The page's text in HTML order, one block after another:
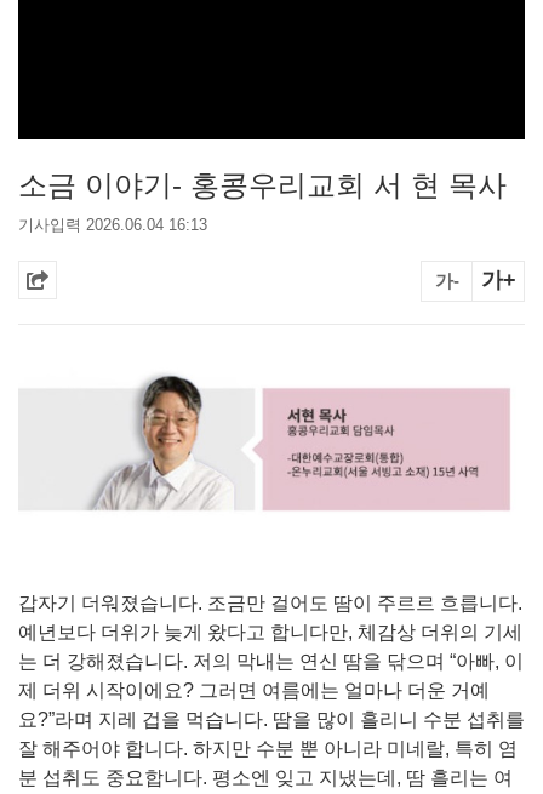
소금 이야기- 홍콩우리교회 서 현 목사
기사입력 2026.06.04 16:13
가- 가+
갑자기 더워졌습니다. 조금만 걸어도 땀이 주르르 흐릅니다.
예년보다 더위가 늦게 왔다고 합니다만, 체감상 더위의 기세
는 더 강해졌습니다. 저의 막내는 연신 땀을 닦으며 “아빠, 이
제 더위 시작이에요? 그러면 여름에는 얼마나 더운 거예
요?”라며 지레 겁을 먹습니다. 땀을 많이 흘리니 수분 섭취를
잘 해주어야 합니다. 하지만 수분 뿐 아니라 미네랄, 특히 염
분 섭취도 중요합니다. 평소엔 잊고 지냈는데, 땀 흘리는 여